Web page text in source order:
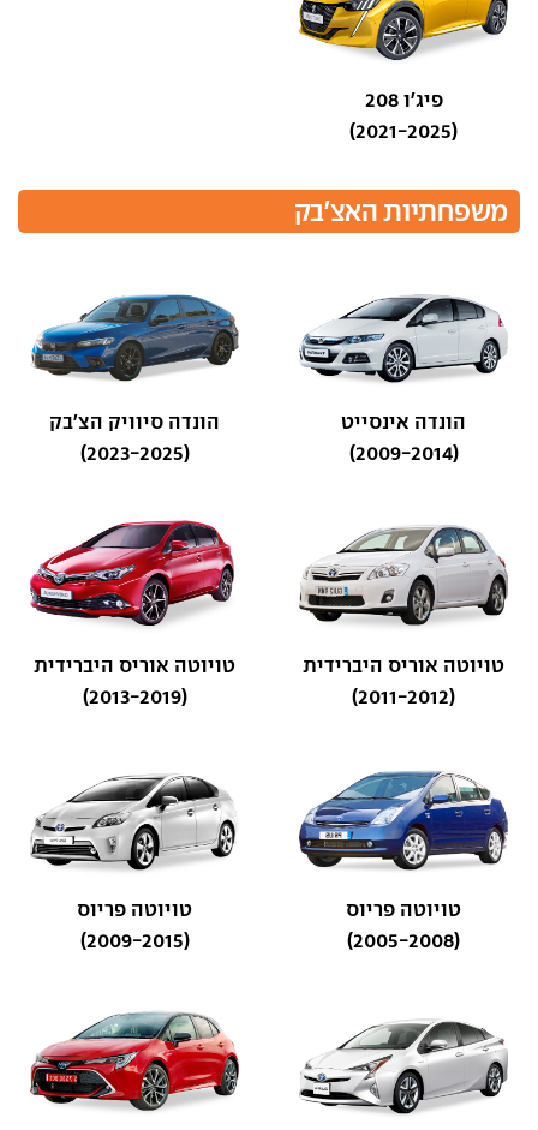
פיג'ו 208
(2021-2025)
משפחתיות האצ'בק
הונדה אינסייט
(2009-2014)
הונדה סיוויק הצ'בק
(2023-2025)
טויוטה אוריס היברידית
(2011-2012)
טויוטה אוריס היברידית
(2013-2019)
טויוטה פריוס
(2005-2008)
טויוטה פריוס
(2009-2015)